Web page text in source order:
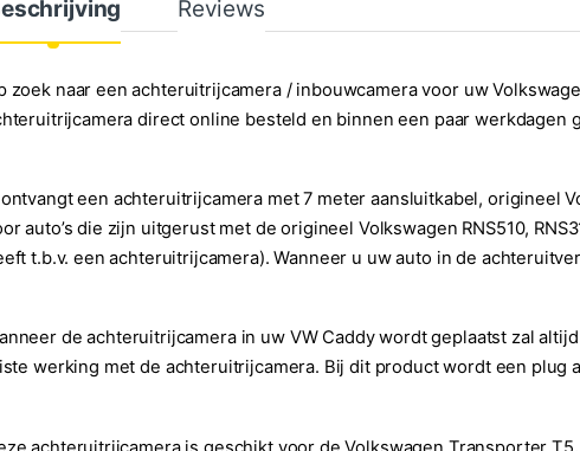
Reviews
zoek naar een achteruitrijcamera / inbouwcamera voor uw
direct online besteld en binnen een paar werkdagen
een achteruitrijcamera met 7 meter aansluitkabel, origineel
auto’s die zijn uitgerust met de origineel Volkswagen RNS510,
t.b.v. een achteruitrijcamera). Wanneer u uw auto in de
de achteruitrijcamera in uw VW Caddy wordt geplaatst zal
werking met de achteruitrijcamera. Bij dit product wordt een plug